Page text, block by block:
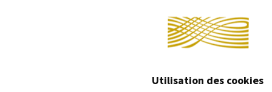
Utilisation des cookies
2,30 €